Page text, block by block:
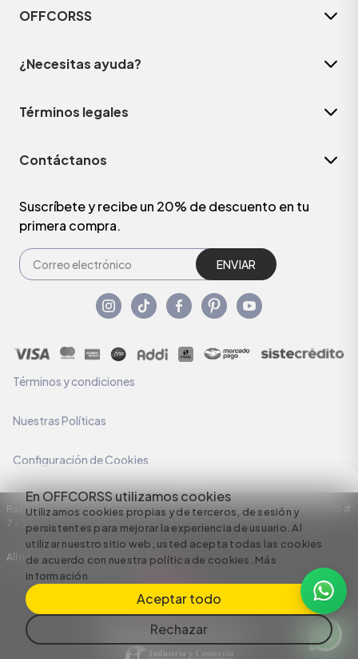
En OFFCORSS utilizamos cookies
Utilizamos cookies propias y de terceros, de sesión y
persistentes para mejorar la experiencia de usuario. Al
utilizar nuestro sitio web, usted acepta todas las cookies
de acuerdo con nuestra política de cookies. Más
información
Aceptar todo
Rechazar
OFFCORSS
¿Necesitas ayuda?
Términos legales
Contáctanos
Suscríbete y recibe un 20% de descuento en tu
primera compra.
ENVIAR
Términos y condiciones
Nuestras Políticas
Configuración de Cookies
Razón Social: C.I HERMECO S.A. NIT: 890924167-6 Dirección: Carrera 50 #
7 – 35
All rights reserved empowered by